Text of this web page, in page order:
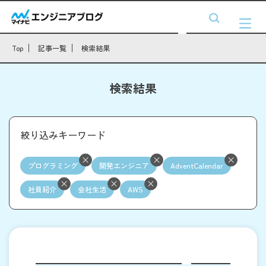
Top 記事一覧 検索結果
検索結果
絞り込みキーワード
プログラミング 開発エンジニア AdventCalendar
社員紹介 会社生活 AWS